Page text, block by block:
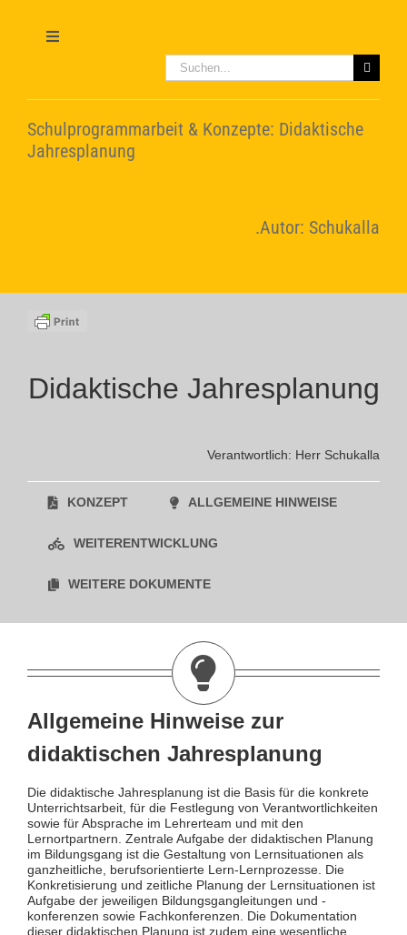
springenToggle
Leitbild
Suche
nach:
Schulprogrammarbeit & Konzepte: Didaktische
Jahresplanung
.Autor: Schukalla
Didaktische Jahresplanung
Verantwortlich: Herr Schukalla
KONZEPT ALLGEMEINE HINWEISE
WEITERENTWICKLUNG
WEITERE DOKUMENTE
Allgemeine Hinweise zur
didaktischen Jahresplanung
Die didaktische Jahresplanung ist die Basis für die konkrete
Unterrichtsarbeit, für die Festlegung von Verantwortlichkeiten
sowie für Absprache im Lehrerteam und mit den
Lernortpartnern. Zentrale Aufgabe der didaktischen Planung
im Bildungsgang ist die Gestaltung von Lernsituationen als
ganzheitliche, berufsorientierte Lern-Lernprozesse. Die
Konkretisierung und zeitliche Planung der Lernsituationen ist
Aufgabe der jeweiligen Bildungsgangleitungen und -
konferenzen sowie Fachkonferenzen. Die Dokumentation
dieser didaktischen Planung ist zudem eine wesentliche